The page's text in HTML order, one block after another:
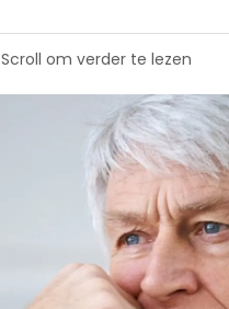
Scroll om verder te lezen